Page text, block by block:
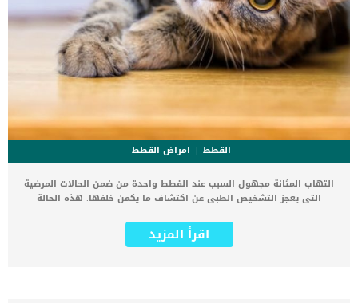
القطط
امراض القطط
التهاب المثانة مجهول السبب عند القطط واحدة من ضمن الحالات المرضية
التى يعجز التشخيص الطبى عن اكتشاف ما يكمن خلفها. هذه الحالة
المثانة مجهو السبب عند القطط نوع من أمراض المسالك البولية السنية
التي تسبب التهاب المثانة في القطط. كما ذكرنا انه يطلق على هذه
اقرأ المزيد